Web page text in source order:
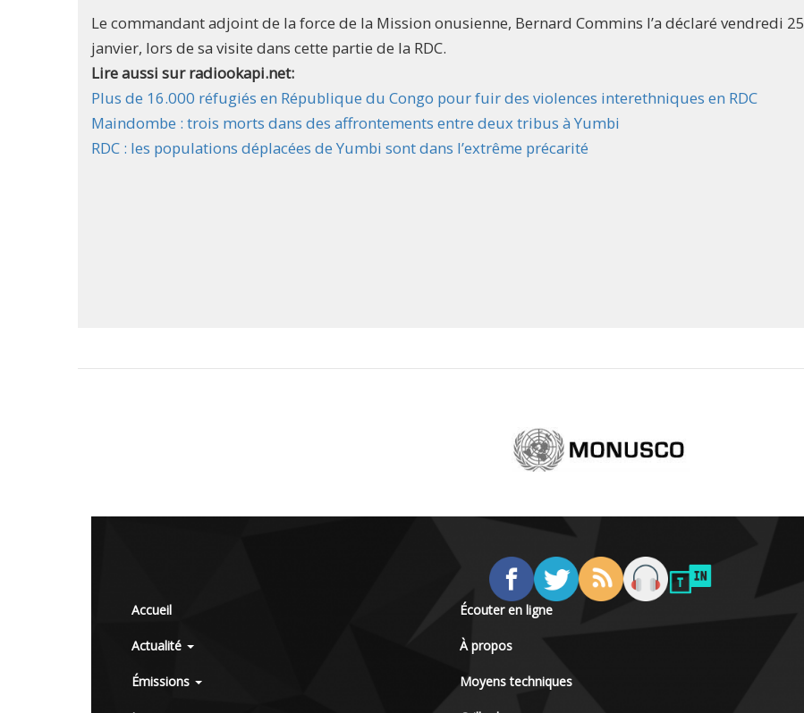
Le commandant adjoint de la force de la Mission onusienne, Bernard Commins l’a déclaré vendredi 25
janvier, lors de sa visite dans cette partie de la RDC.
Lire aussi sur radiookapi.net:
Plus de 16.000 réfugiés en République du Congo pour fuir des violences interethniques en RDC
Maindombe : trois morts dans des affrontements entre deux tribus à Yumbi
RDC : les populations déplacées de Yumbi sont dans l’extrême précarité
Accueil
Actualité
Émissions
Écouter en ligne
À propos
Moyens techniques